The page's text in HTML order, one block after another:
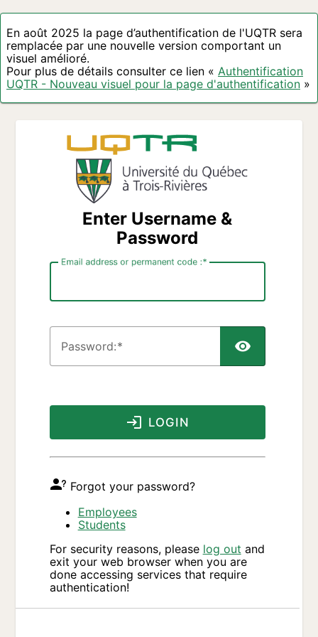
En août 2025 la page d’authentification de l'UQTR sera
remplacée par une nouvelle version comportant un
visuel amélioré.
Pour plus de détails consulter ce lien « Authentification
UQTR - Nouveau visuel pour la page d'authentification »
Enter Username &
Password
Email address or permanent code :
Password:
LOGIN
Forgot your password?
Employees
Students
For security reasons, please log out and
exit your web browser when you are
done accessing services that require
authentication!